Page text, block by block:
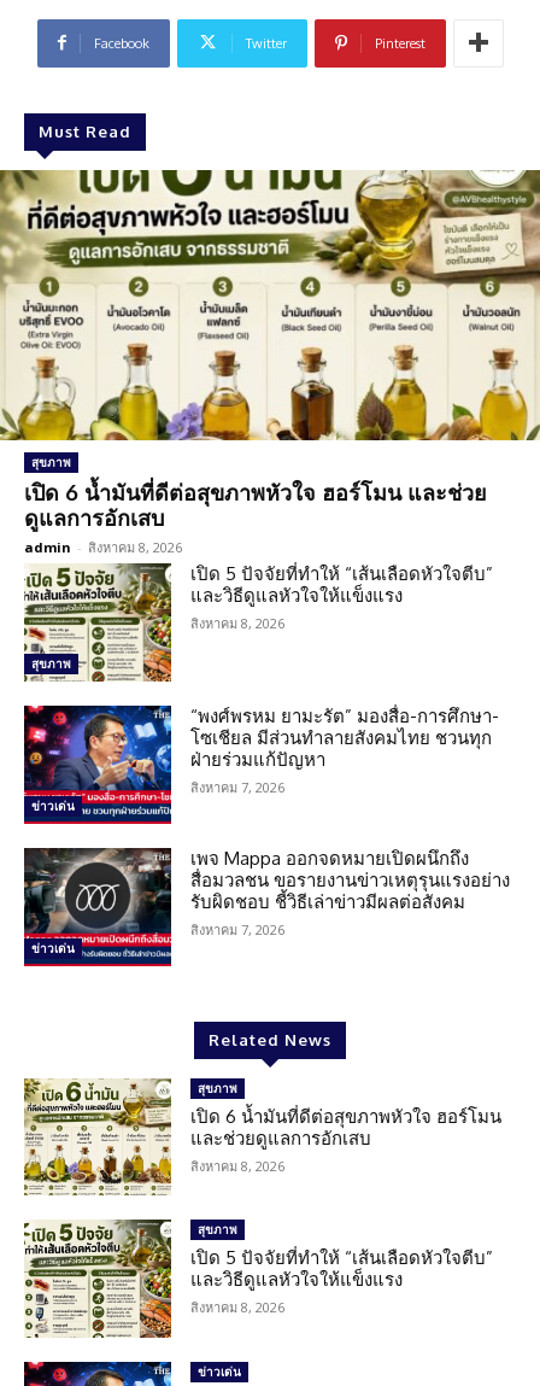
Facebook Twitter Pinterest
Must Read
สุขภาพ
เปิด 6 น้ำมันที่ดีต่อสุขภาพหัวใจ ฮอร์โมน และช่วย
ดูแลการอักเสบ
admin - สิงหาคม 8, 2026
สุขภาพ
เปิด 5 ปัจจัยที่ทำให้ “เส้นเลือดหัวใจตีบ”
และวิธีดูแลหัวใจให้แข็งแรง
สิงหาคม 8, 2026
ข่าวเด่น
“พงศ์พรหม ยามะรัต” มองสื่อ-การศึกษา-
โซเชียล มีส่วนทำลายสังคมไทย ชวนทุก
ฝ่ายร่วมแก้ปัญหา
สิงหาคม 7, 2026
ข่าวเด่น
เพจ Mappa ออกจดหมายเปิดผนึกถึง
สื่อมวลชน ขอรายงานข่าวเหตุรุนแรงอย่าง
รับผิดชอบ ชี้วิธีเล่าข่าวมีผลต่อสังคม
สิงหาคม 7, 2026
Related News
สุขภาพ
เปิด 6 น้ำมันที่ดีต่อสุขภาพหัวใจ ฮอร์โมน
และช่วยดูแลการอักเสบ
สิงหาคม 8, 2026
สุขภาพ
เปิด 5 ปัจจัยที่ทำให้ “เส้นเลือดหัวใจตีบ”
และวิธีดูแลหัวใจให้แข็งแรง
สิงหาคม 8, 2026
ข่าวเด่น